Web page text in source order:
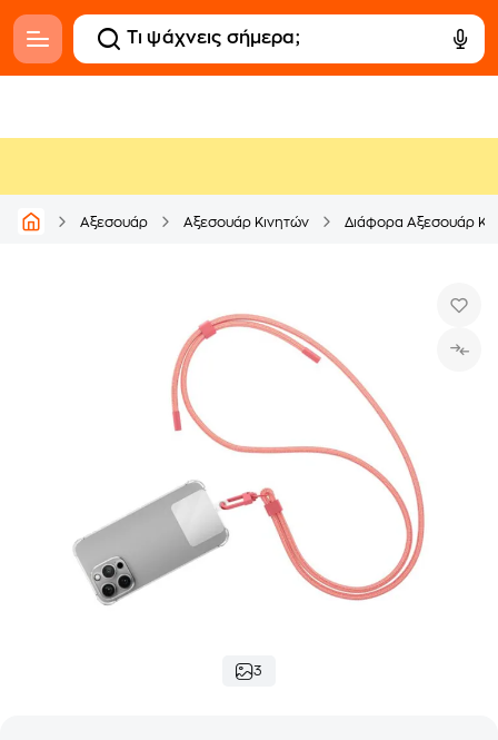
Αξεσουάρ Αξεσουάρ Κινητών Διάφορα Αξεσουάρ
3